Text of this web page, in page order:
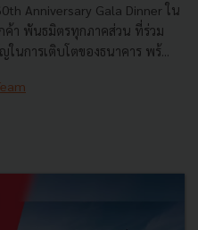
Anniversary Gala Dinner ใน
า พันธมิตรทุกภาคส่วน ที่ร่วม
ในการเติบโตของธนาคาร พร้...